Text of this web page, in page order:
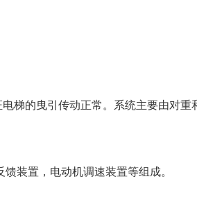
梯的曳引传动正常。系统主要由对重
装置，电动机调速装置等组成。